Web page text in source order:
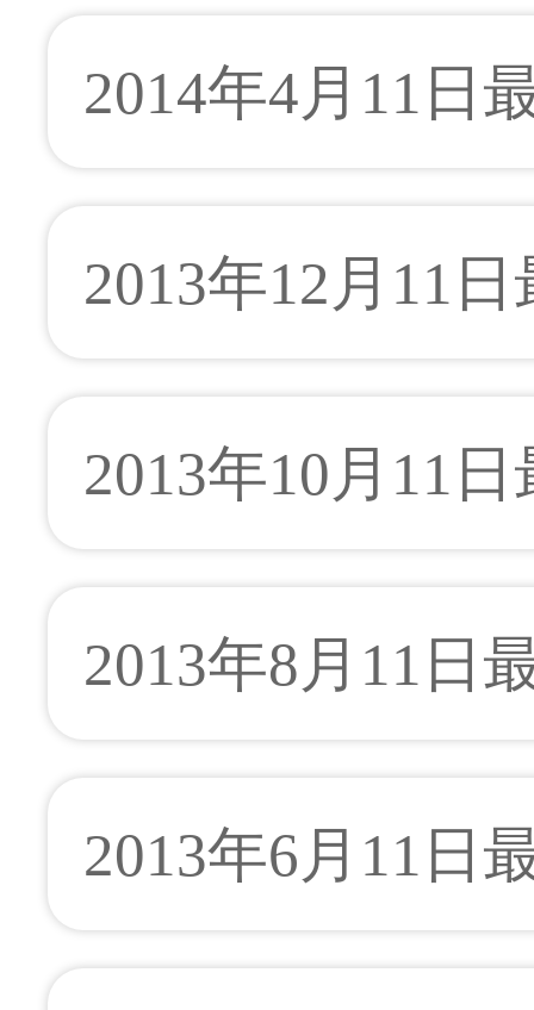
2014年4月11日
2013年12月11
2013年10月11
2013年8月11日
2013年6月11日